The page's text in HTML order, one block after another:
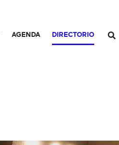
AGENDA DIRECTORIO